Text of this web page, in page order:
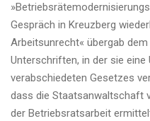
Gespräch in Kreuzberg
Arbeitsunrecht« übergab
Unterschriften, in der sie eine
verabschiedeten Gesetzes
dass die Staatsanwaltschaft
der Betriebsratsarbeit